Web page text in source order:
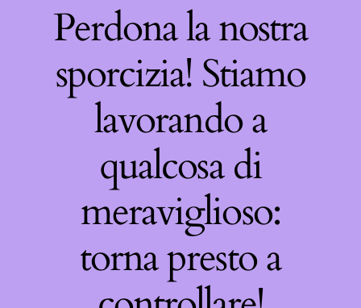
Perdona la nostra
sporcizia! Stiamo
lavorando a
qualcosa di
meraviglioso:
torna presto a